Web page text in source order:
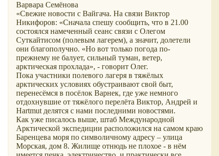
Варвара Семёнова
«Свежие новости с Вайгача. На связи Виктор
Никифоров: «Сначала спешу сообщить, что в 21.00
состоялся намеченный сеанс связи с Олегом
Суткайтисом (полевым лагерем), а значит, долетели
они благополучно. «Но вот только погода по-
прежнему не балует, сильный туман, ветер,
арктическая прохлада», - говорит Олег.
Пока участники полевого лагеря в тяжёлых
арктических условиях обустраивают свой быт,
перенесёмся в посёлок Варнек, где уже немного
отдохнувшие от тяжёлого перелёта Виктор, Андрей и
Hartmut делятся с нами последними новостями.
Как уже писалось выше, штаб Международной
Арктической экспедиции расположился на самом краю
Баренцева моря по символичному адресу – улица
Морская, дом 8. Жилище отнюдь не плохое - в нём